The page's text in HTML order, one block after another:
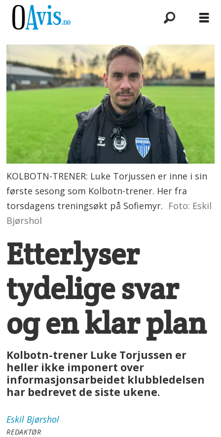
KOLBOTN-TRENER: Luke Torjussen er inne i sin
første sesong som Kolbotn-trener. Her fra
torsdagens treningsøkt på Sofiemyr. Foto: Eskil
Bjørshol
Etterlyser
tydelige svar
og en klar plan
Kolbotn-trener Luke Torjussen er
heller ikke imponert over
informasjonsarbeidet klubbledelsen
har bedrevet de siste ukene.
Eskil Bjørshol
REDAKTØR